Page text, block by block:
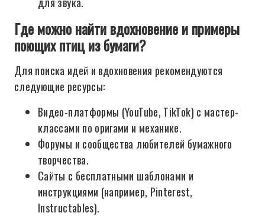
Где можно найти вдохновение и примеры
поющих птиц из бумаги?
Для поиска идей и вдохновения рекомендуются
следующие ресурсы:
Видео-платформы (YouTube, TikTok) с мастер-
классами по оригами и механике.
Форумы и сообщества любителей бумажного
творчества.
Сайты с бесплатными шаблонами и
инструкциями (например, Pinterest,
Instructables).